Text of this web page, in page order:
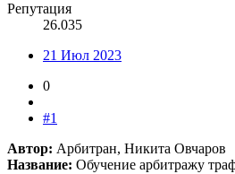
Репутация
26.035
21 Июл 2023
0
#1
Автор: Арбитран, Никита Овчаров
Название: Обучение арбитражу